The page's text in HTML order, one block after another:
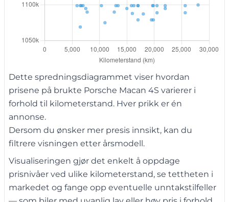
Dette spredningsdiagrammet viser hvordan
prisene på brukte Porsche Macan 4S varierer i
forhold til kilometerstand. Hver prikk er én
annonse.
Dersom du ønsker mer presis innsikt, kan du
filtrere visningen etter årsmodell.
Visualiseringen gjør det enkelt å oppdage
prisnivåer ved ulike kilometerstand, se tettheten i
markedet og fange opp eventuelle unntakstilfeller